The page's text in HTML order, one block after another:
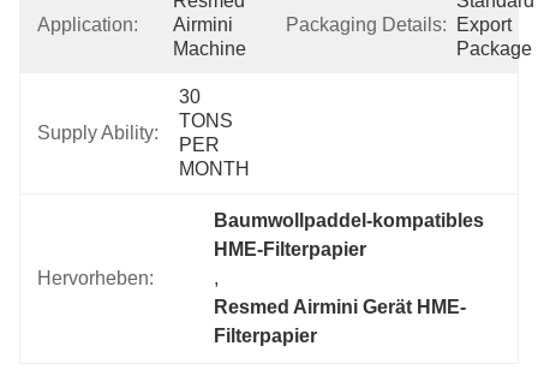
Application:
Airmini
Machine
Packaging Details:
Export
Package
Supply Ability:
30
TONS
PER
MONTH
Hervorheben:
Baumwollpaddel-kompatibles
HME-Filterpapier
,
Resmed Airmini Gerät HME-
Filterpapier